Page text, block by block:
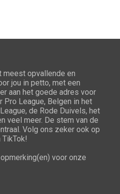
opvallende en
jou in petto, met een
aan het goede adres voor
Pro League, Belgen in het
de Rode Duivels, het
veel meer. De stem van de
Volg ons zeker ook op
TikTok!
voor onze